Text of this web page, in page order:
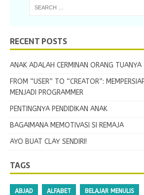
RECENT POSTS
ANAK ADALAH CERMINAN ORANG TUANYA
FROM “USER” TO “CREATOR”:
MENJADI PROGRAMMER
PENTINGNYA PENDIDIKAN ANAK
BAGAIMANA MEMOTIVASI SI REMAJA
AYO BUAT CLAY SENDIRI!
TAGS
ABJAD ALFABET BELAJAR MENULIS